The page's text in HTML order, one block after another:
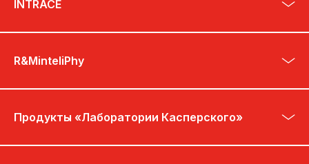
INTRACE
R&MinteliPhy
Продукты «Лаборатории Касперского»